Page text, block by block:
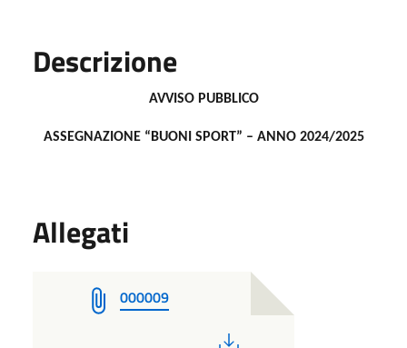
Descrizione
AVVISO PUBBLICO
ASSEGNAZIONE “BUONI SPORT” – ANNO 2024/2025
Allegati
000009